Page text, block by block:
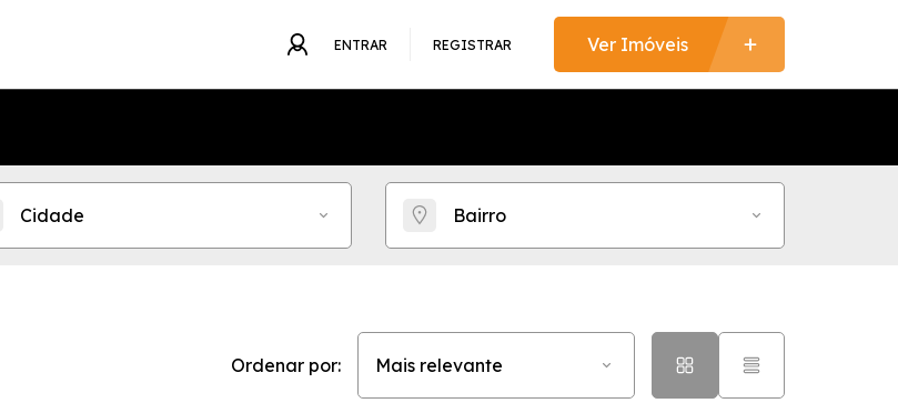
ENTRAR REGISTRAR
Cidade Bairro
Ordenar por: Mais relevante